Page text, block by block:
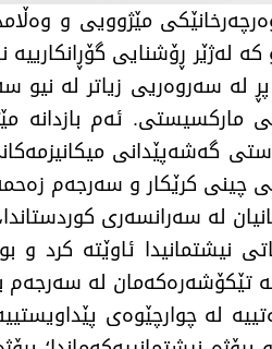
كوردستان وەك وەرچەرخانێكی
جۆری بوو كە لەژێر ڕۆشنایی
پڕ لە سەروەریی زیاتر لە
ماركسیستی. ئەم بازدانە
گەشەپێدانی
چینی كرێكار و سەرجەم
لە سەرانسەری
نیشتمانیدا ئاوێتە كرد
تێكۆشەرەكەمان لە سەرجەم
لە چوارچێوەی